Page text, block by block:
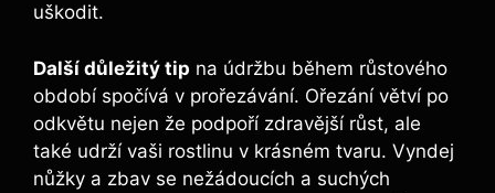
uškodit.
Další důležitý tip na údržbu během růstového
období spočívá v prořezávání. Ořezání větví po
odkvětu nejen že podpoří zdravější růst, ale
také udrží vaši rostlinu v krásném tvaru. Vyndej
nůžky a zbav se nežádoucích a suchých